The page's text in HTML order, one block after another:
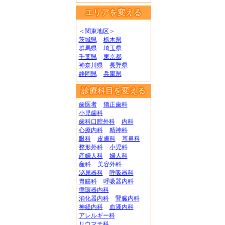
エリアを変える
＜関東地区＞
茨城県
栃木県
群馬県
埼玉県
千葉県
東京都
神奈川県
長野県
静岡県
兵庫県
診療科目を変える
歯医者
矯正歯科
小児歯科
歯科口腔外科
内科
心療内科
精神科
眼科
皮膚科
耳鼻科
整形外科
小児科
産婦人科
婦人科
産科
美容外科
泌尿器科
呼吸器科
胃腸科
呼吸器内科
循環器内科
消化器内科
腎臓内科
神経内科
血液内科
アレルギー科